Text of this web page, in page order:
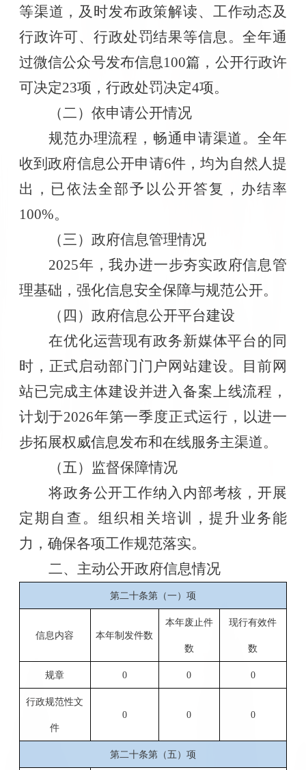
等渠道，及时发布政策解读、工作动态及
行政许可、行政处罚结果等信息。全年通
过微信公众号发布信息100篇，公开行政许
可决定23项，行政处罚决定4项。
（二）依申请公开情况
规范办理流程，畅通申请渠道。全年
收到政府信息公开申请6件，均为自然人提
出，已依法全部予以公开答复，办结率
100%。
（三） 政府信息管理情况
2025年，我办进一步夯实政府信息管
理基础，强化信息安全保障与规范公开。
（四）政府信息公开平台建设
在优化运营现有政务新媒体平台的同
时，正式启动部门门户网站建设。目前网
站已完成主体建设并进入备案上线流程，
计划于2026年第一季度正式运行，以进一
步拓展权威信息发布和在线服务主渠道。
（五）监督保障情况
将政务公开工作纳入内部考核，开展
定期自查。组织相关培训，提升业务能
力，确保各项工作规范落实。
二、主动公开政府信息情况
第二十条第（一）项
信息内容 本年制发件数
本年废止件
数
现行有效件
数
规章 0 0 0
行政规范性文
件
0 0 0
第二十条第（五）项